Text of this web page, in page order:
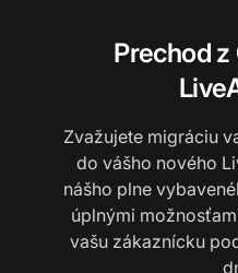
Prechod z
Zvažujete migráciu
do vášho nového
nášho plne
úplnými
vašu zákaznícku